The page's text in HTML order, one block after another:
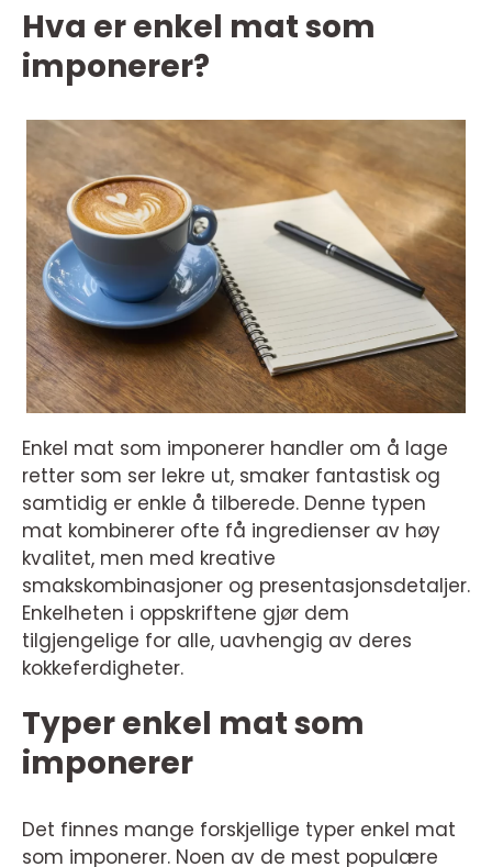
Hva er enkel mat som
imponerer?
Enkel mat som imponerer handler om å lage
retter som ser lekre ut, smaker fantastisk og
samtidig er enkle å tilberede. Denne typen
mat kombinerer ofte få ingredienser av høy
kvalitet, men med kreative
smakskombinasjoner og presentasjonsdetaljer.
Enkelheten i oppskriftene gjør dem
tilgjengelige for alle, uavhengig av deres
kokkeferdigheter.
Typer enkel mat som
imponerer
Det finnes mange forskjellige typer enkel mat
som imponerer. Noen av de mest populære